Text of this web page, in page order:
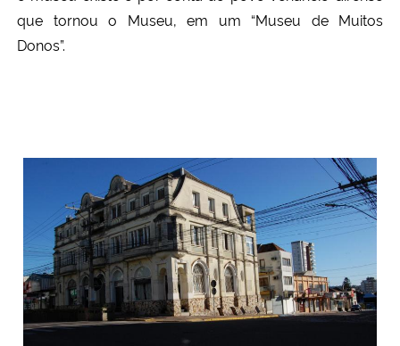
que tornou o Museu, em um “Museu de Muitos
Donos”.